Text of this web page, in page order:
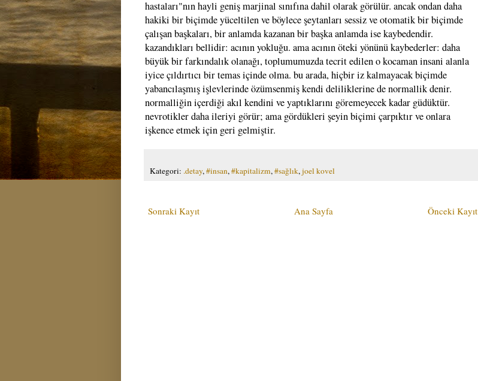
hastaları"nın hayli geniş marjinal sınıfına dahil olarak görülür. ancak ondan daha
hakiki bir biçimde yüceltilen ve böylece şeytanları sessiz ve otomatik bir biçimde
çalışan başkaları, bir anlamda kazanan bir başka anlamda ise kaybedendir.
kazandıkları bellidir: acının yokluğu. ama acının öteki yönünü kaybederler: daha
büyük bir farkındalık olanağı, toplumumuzda tecrit edilen o kocaman insani alanla
iyice çıldırtıcı bir temas içinde olma. bu arada, hiçbir iz kalmayacak biçimde
yabancılaşmış işlevlerinde özümsenmiş kendi deliliklerine de normallik denir.
normalliğin içerdiği akıl kendini ve yaptıklarını göremeyecek kadar güdüktür.
nevrotikler daha ileriyi görür; ama gördükleri şeyin biçimi çarpıktır ve onlara
işkence etmek için geri gelmiştir.
Kategori: .detay,#insan,#kapitalizm,#sağlık,joel kovel
Sonraki Kayıt Önceki Kayıt
Ana Sayfa